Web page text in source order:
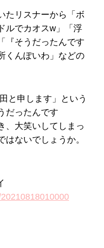
たリスナーから「ボ
ルでカオスw」「浮
『そうだったんです
くんぽいわ」などの
と申します」という
だったんです
、大笑いしてしまっ
ないでしょうか。